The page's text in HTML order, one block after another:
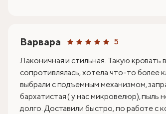
Варвара 5
Лаконичная и стильная. Такую кровать
сопротивлялась, хотела что-то более
выбрали с подъемным механизмом,
бархатистая ( у нас микровелюр), пыль
долго. Доставили быстро, по работе с